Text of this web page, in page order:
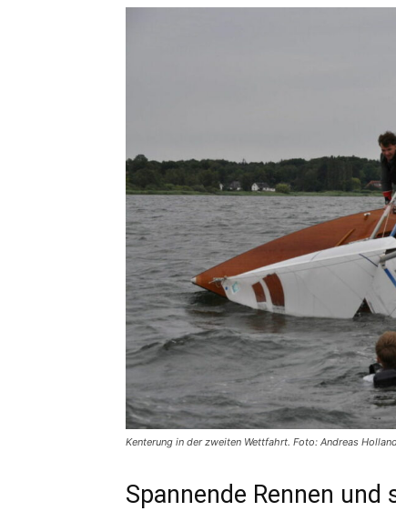
Kenterung in der zweiten Wettfahrt. Foto: Andreas
Spannende Rennen und